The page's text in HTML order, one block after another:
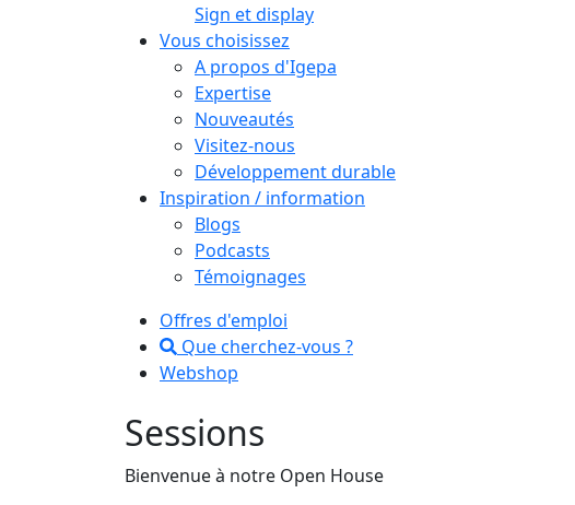
Sign et display
Vous choisissez
A propos d'Igepa
Expertise
Nouveautés
Visitez-nous
Développement durable
Inspiration / information
Blogs
Podcasts
Témoignages
Offres d'emploi
Que cherchez-vous ?
Webshop
Sessions
Bienvenue à notre Open House